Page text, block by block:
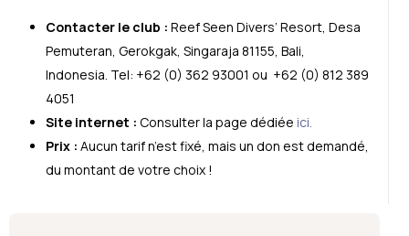
Contacter le club : Reef Seen Divers’ Resort, Desa
Pemuteran, Gerokgak, Singaraja 81155, Bali,
Indonesia. Tel: +62 (0) 362 93001 ou +62 (0) 812 389
4051
Site internet : Consulter la page dédiée ici.
Prix : Aucun tarif n’est fixé, mais un don est demandé,
du montant de votre choix !